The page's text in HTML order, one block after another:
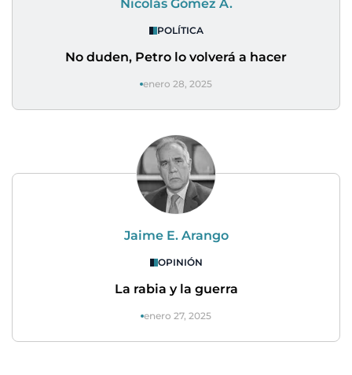
Nicolás Gómez A.
POLÍTICA
No duden, Petro lo volverá a hacer
enero 28, 2025
Jaime E. Arango
OPINIÓN
La rabia y la guerra
enero 27, 2025